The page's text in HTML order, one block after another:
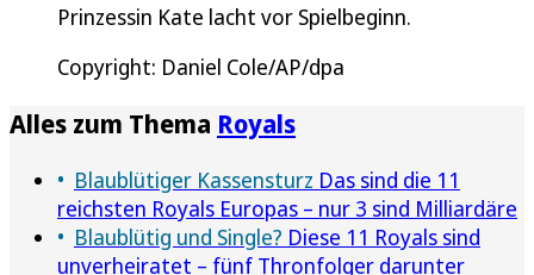
Prinzessin Kate lacht vor Spielbeginn.
Copyright: Daniel Cole/AP/dpa
Alles zum Thema Royals
Blaublütiger Kassensturz Das sind die 11
reichsten Royals Europas – nur 3 sind Milliardäre
Blaublütig und Single? Diese 11 Royals sind
unverheiratet – fünf Thronfolger darunter